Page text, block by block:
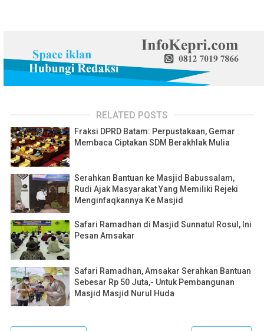
RELATED POSTS
Fraksi DPRD Batam: Perpustakaan, Gemar
Membaca Ciptakan SDM Berakhlak Mulia
Serahkan Bantuan ke Masjid Babussalam,
Rudi Ajak Masyarakat Yang Memiliki Rejeki
Menginfaqkannya Ke Masjid
Safari Ramadhan di Masjid Sunnatul Rosul, Ini
Pesan Amsakar
Safari Ramadhan, Amsakar Serahkan Bantuan
Sebesar Rp 50 Juta,- Untuk Pembangunan
Masjid Masjid Nurul Huda